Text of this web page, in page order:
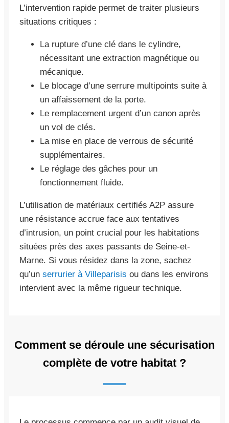
L’intervention rapide permet de traiter plusieurs
situations critiques :
La rupture d’une clé dans le cylindre,
nécessitant une extraction magnétique ou
mécanique.
Le blocage d’une serrure multipoints suite à
un affaissement de la porte.
Le remplacement urgent d’un canon après
un vol de clés.
La mise en place de verrous de sécurité
supplémentaires.
Le réglage des gâches pour un
fonctionnement fluide.
L’utilisation de matériaux certifiés A2P assure
une résistance accrue face aux tentatives
d’intrusion, un point crucial pour les habitations
situées près des axes passants de Seine-et-
Marne. Si vous résidez dans la zone, sachez
qu’un serrurier à Villeparisis ou dans les environs
intervient avec la même rigueur technique.
Comment se déroule une sécurisation
complète de votre habitat ?